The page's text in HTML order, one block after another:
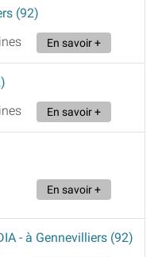
(92)
En savoir +
En savoir +
En savoir +
- à Gennevilliers (92)